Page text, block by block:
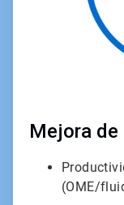
Mejora de
(OME/